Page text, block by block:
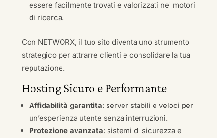
essere facilmente trovati e valorizzati nei motori
di ricerca.
Con NETWORX, il tuo sito diventa uno strumento
strategico per attrarre clienti e consolidare la tua
reputazione.
Hosting Sicuro e Performante
Affidabilità garantita: server stabili e veloci per
un’esperienza utente senza interruzioni.
Protezione avanzata: sistemi di sicurezza e